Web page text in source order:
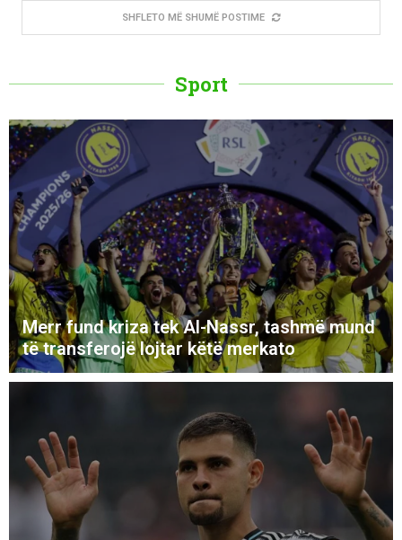
SHFLETO MË SHUMË POSTIME
Sport
Merr fund kriza tek Al-Nassr, tashmë mund
të transferojë lojtar këtë merkato